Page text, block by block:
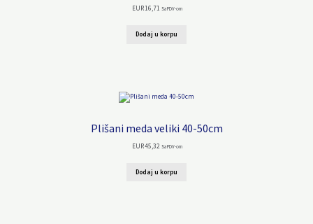
EUR16,71 Sa PDV-om
Dodaj u korpu
Plišani meda veliki 40-50cm
EUR45,32 Sa PDV-om
Dodaj u korpu